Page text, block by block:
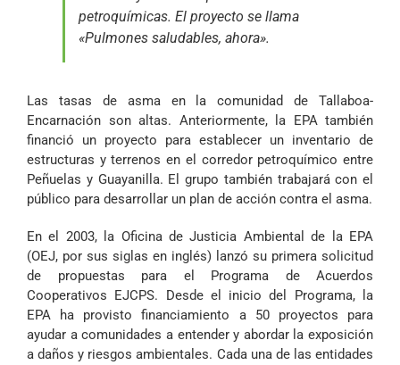
petroquímicas. El proyecto se llama
«Pulmones saludables, ahora».
Las tasas de asma en la comunidad de Tallaboa-
Encarnación son altas. Anteriormente, la EPA también
financió un proyecto para establecer un inventario de
estructuras y terrenos en el corredor petroquímico entre
Peñuelas y Guayanilla. El grupo también trabajará con el
público para desarrollar un plan de acción contra el asma.
En el 2003, la Oficina de Justicia Ambiental de la EPA
(OEJ, por sus siglas en inglés) lanzó su primera solicitud
de propuestas para el Programa de Acuerdos
Cooperativos EJCPS. Desde el inicio del Programa, la
EPA ha provisto financiamiento a 50 proyectos para
ayudar a comunidades a entender y abordar la exposición
a daños y riesgos ambientales. Cada una de las entidades